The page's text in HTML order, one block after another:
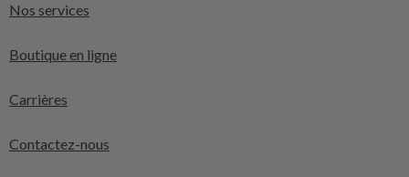
Nos services
Boutique en ligne
Carrières
Contactez-nous